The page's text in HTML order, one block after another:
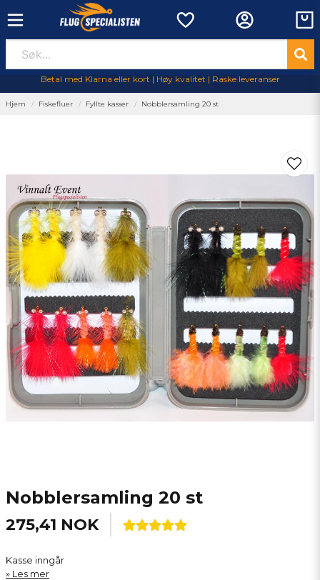
Betal med Klarna eller kort | Høy kvalitet | Raske leveranser
Hjem Fiskefluer Fyllte kasser Nobblersamling 20 st
Nobblersamling 20 st
275,41 NOK
Kasse inngår
Les mer